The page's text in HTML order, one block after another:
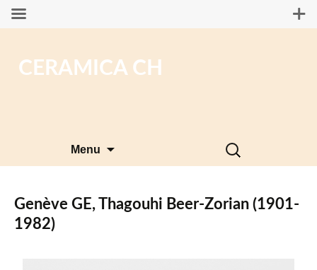
CERAMICA CH
Menu
Rechercher :
Genève GE, Thagouhi Beer-Zorian (1901-
1982)